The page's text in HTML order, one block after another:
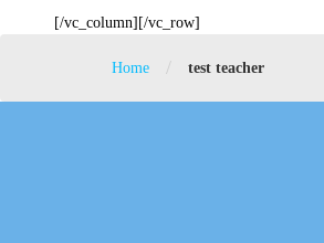
[/vc_column][/vc_row]
Home / test teacher